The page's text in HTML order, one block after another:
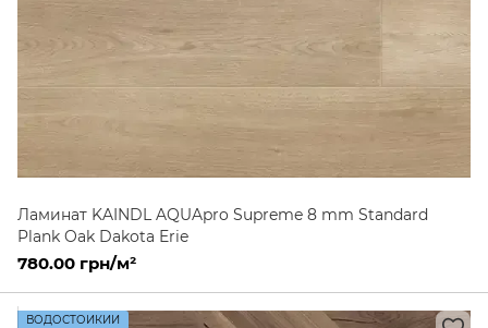
Ламинат KAINDL AQUApro Supreme 8 mm Standard
Plank Oak Dakota Erie
780.00 грн/м²
ВОДОСТОЙКИЙ